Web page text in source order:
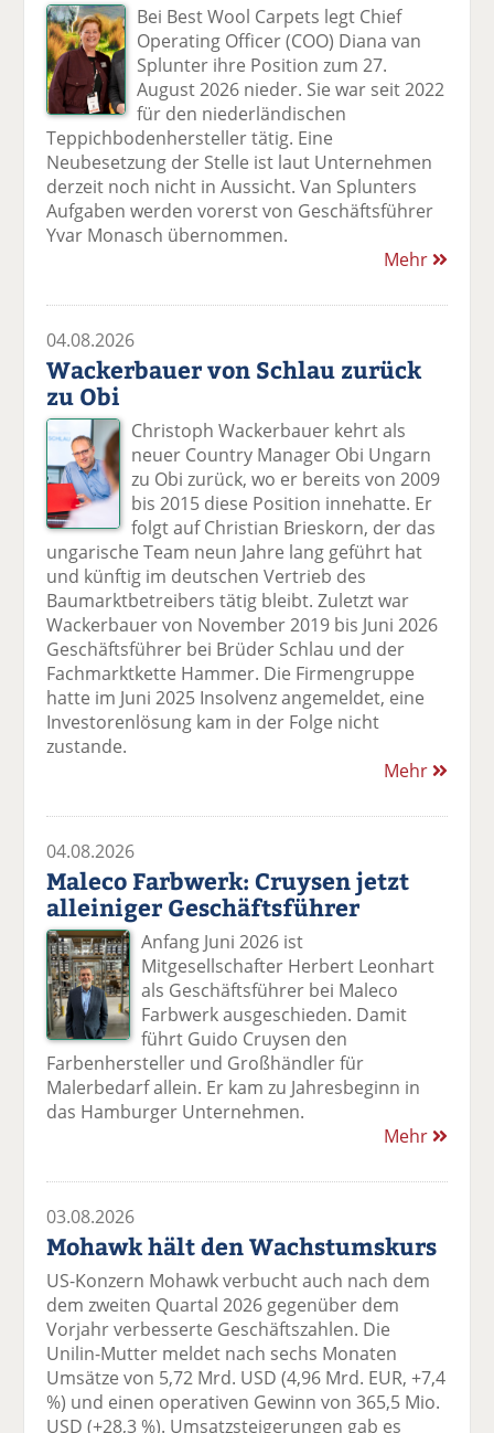
Bei Best Wool Carpets legt Chief
Operating Officer (COO) Diana van
Splunter ihre Position zum 27.
August 2026 nieder. Sie war seit 2022
für den niederländischen
Teppichbodenhersteller tätig. Eine
Neubesetzung der Stelle ist laut Unternehmen
derzeit noch nicht in Aussicht. Van Splunters
Aufgaben werden vorerst von Geschäftsführer
Yvar Monasch übernommen.
Mehr
04.08.2026
Wackerbauer von Schlau zurück
zu Obi
Christoph Wackerbauer kehrt als
neuer Country Manager Obi Ungarn
zu Obi zurück, wo er bereits von 2009
bis 2015 diese Position innehatte. Er
folgt auf Christian Brieskorn, der das
ungarische Team neun Jahre lang geführt hat
und künftig im deutschen Vertrieb des
Baumarktbetreibers tätig bleibt. Zuletzt war
Wackerbauer von November 2019 bis Juni 2026
Geschäftsführer bei Brüder Schlau und der
Fachmarktkette Hammer. Die Firmengruppe
hatte im Juni 2025 Insolvenz angemeldet, eine
Investorenlösung kam in der Folge nicht
zustande.
Mehr
04.08.2026
Maleco Farbwerk: Cruysen jetzt
alleiniger Geschäftsführer
Anfang Juni 2026 ist
Mitgesellschafter Herbert Leonhart
als Geschäftsführer bei Maleco
Farbwerk ausgeschieden. Damit
führt Guido Cruysen den
Farbenhersteller und Großhändler für
Malerbedarf allein. Er kam zu Jahresbeginn in
das Hamburger Unternehmen.
Mehr
03.08.2026
Mohawk hält den Wachstumskurs
US-Konzern Mohawk verbucht auch nach dem
dem zweiten Quartal 2026 gegenüber dem
Vorjahr verbesserte Geschäftszahlen. Die
Unilin-Mutter meldet nach sechs Monaten
Umsätze von 5,72 Mrd. USD (4,96 Mrd. EUR, +7,4
%) und einen operativen Gewinn von 365,5 Mio.
USD (+28,3 %). Umsatzsteigerungen gab es